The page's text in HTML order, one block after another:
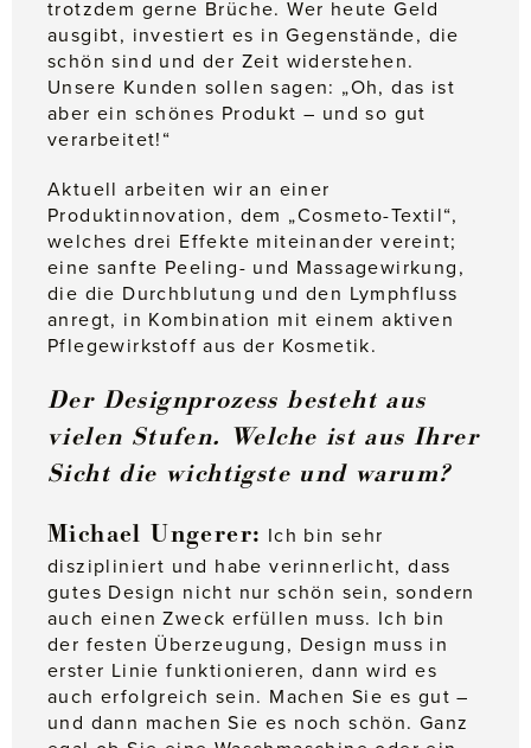
trotzdem gerne Brüche. Wer heute Geld
ausgibt, investiert es in Gegenstände, die
schön sind und der Zeit widerstehen.
Unsere Kunden sollen sagen: „Oh, das ist
aber ein schönes Produkt – und so gut
verarbeitet!“
Aktuell arbeiten wir an einer
Produktinnovation, dem „Cosmeto-Textil“,
welches drei Effekte miteinander vereint;
eine sanfte Peeling- und Massagewirkung,
die die Durchblutung und den Lymphfluss
anregt, in Kombination mit einem aktiven
Pflegewirkstoff aus der Kosmetik.
Der Designprozess besteht aus
vielen Stufen. Welche ist aus Ihrer
Sicht die wichtigste und warum?
Michael Ungerer: Ich bin sehr
diszipliniert und habe verinnerlicht, dass
gutes Design nicht nur schön sein, sondern
auch einen Zweck erfüllen muss. Ich bin
der festen Überzeugung, Design muss in
erster Linie funktionieren, dann wird es
auch erfolgreich sein. Machen Sie es gut –
und dann machen Sie es noch schön. Ganz